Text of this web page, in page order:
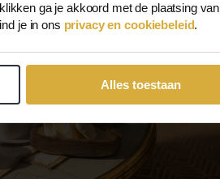
ga je akkoord met de plaatsing van
je in ons privacy en cookiebeleid.
Alles toestaan